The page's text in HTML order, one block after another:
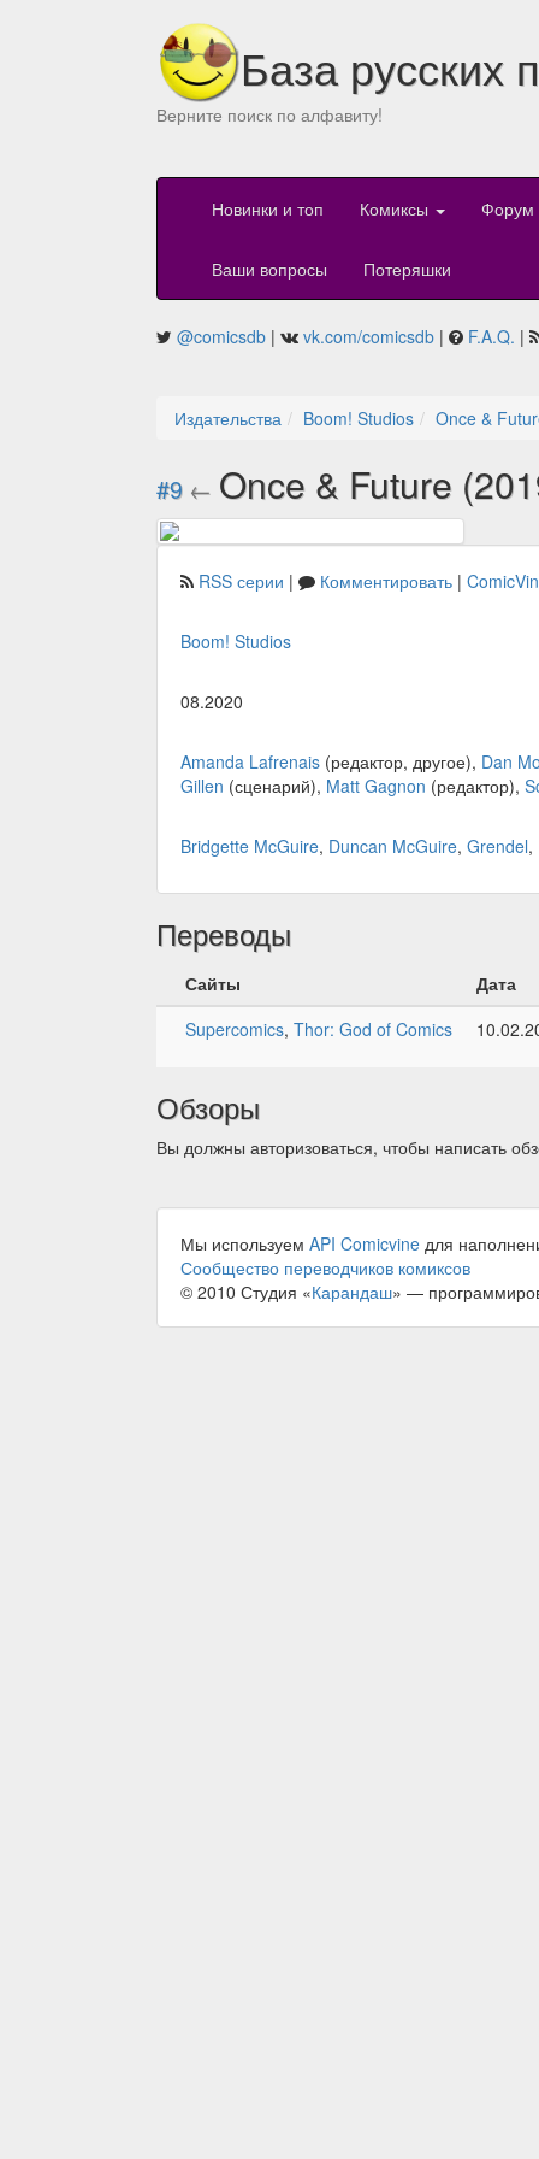
База русских
Верните поиск по алфавиту!
Новинки и топ Комиксы Форум
Ваши вопросы Потеряшки
@comicsdb | vk.com/comicsdb | F.A.Q. |
Издательства Boom! Studios Once &
#9 ← Once & Future
RSS серии | Комментировать |
Boom! Studios
08.2020
Amanda Lafrenais (редактор, другое), Dan
Gillen (сценарий), Matt Gagnon (редактор),
Bridgette McGuire, Duncan McGuire, Grendel,
Переводы
Сайты
Дата
Supercomics, Thor: God of Comics
Обзоры
Вы должны авторизоваться, чтобы написать
Мы используем API Comicvine для
Сообщество переводчиков комиксов
© 2010 Студия «Карандаш» —